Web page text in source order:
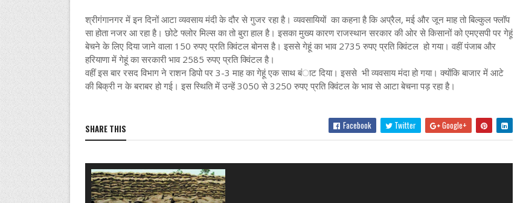
श्रीगंगानगर में इन दिनों आटा व्यवसाय मंदी के दौर से गुजर रहा है। व्यवसायियों का कहना है कि अप्रैल, मई और जून माह तो बिल्कुल फ्लॉप
सा होता नजर आ रहा है। छोटे फ्लोर मिल्स का तो बुरा हाल है। इसका मुख्य कारण राजस्थान सरकार की ओर से किसानों को एमएसपी पर गेहूं
बेचने के लिए दिया जाने वाला 150 रुपए प्रति क्विंटल बोनस है। इससे गेहूं का भाव 2735 रुपए प्रति क्विंटल हो गया। वहीं पंजाब और
हरियाणा में गेहूं का सरकारी भाव 2585 रुपए प्रति क्विंटल है।
वहीं इस बार रसद विभाग ने राशन डिपो पर 3-3 माह का गेहूं एक साथ बंाट दिया। इससे भी व्यवसाय मंदा हो गया। क्योंकि बाजार में आटे
की बिक्री न के बराबर हो गई। इस स्थिति में उन्हें 3050 से 3250 रुपए प्रति क्विंटल के भाव से आटा बेचना पड़ रहा है।
SHARE THIS Facebook Twitter Google+